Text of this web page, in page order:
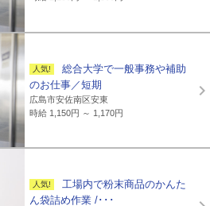
総合大学で一般事務や補助
のお仕事／短期
広島市安佐南区安東
時給 1,150円 ～ 1,170円
工場内で粉末商品のかんた
ん袋詰め作業 /･･･